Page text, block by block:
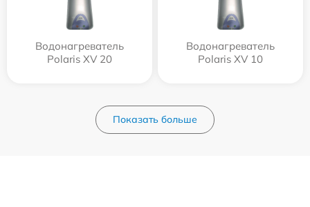
Водонагреватель
Polaris XV 20
Водонагреватель
Polaris XV 10
Показать больше